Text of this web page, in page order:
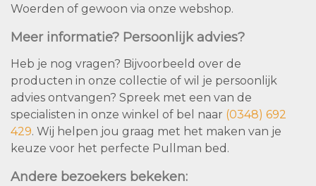
Woerden of gewoon via onze webshop.
Meer informatie? Persoonlijk advies?
Heb je nog vragen? Bijvoorbeeld over de
producten in onze collectie of wil je persoonlijk
advies ontvangen? Spreek met een van de
specialisten in onze winkel of bel naar (0348) 692
429. Wij helpen jou graag met het maken van je
keuze voor het perfecte Pullman bed.
Andere bezoekers bekeken: